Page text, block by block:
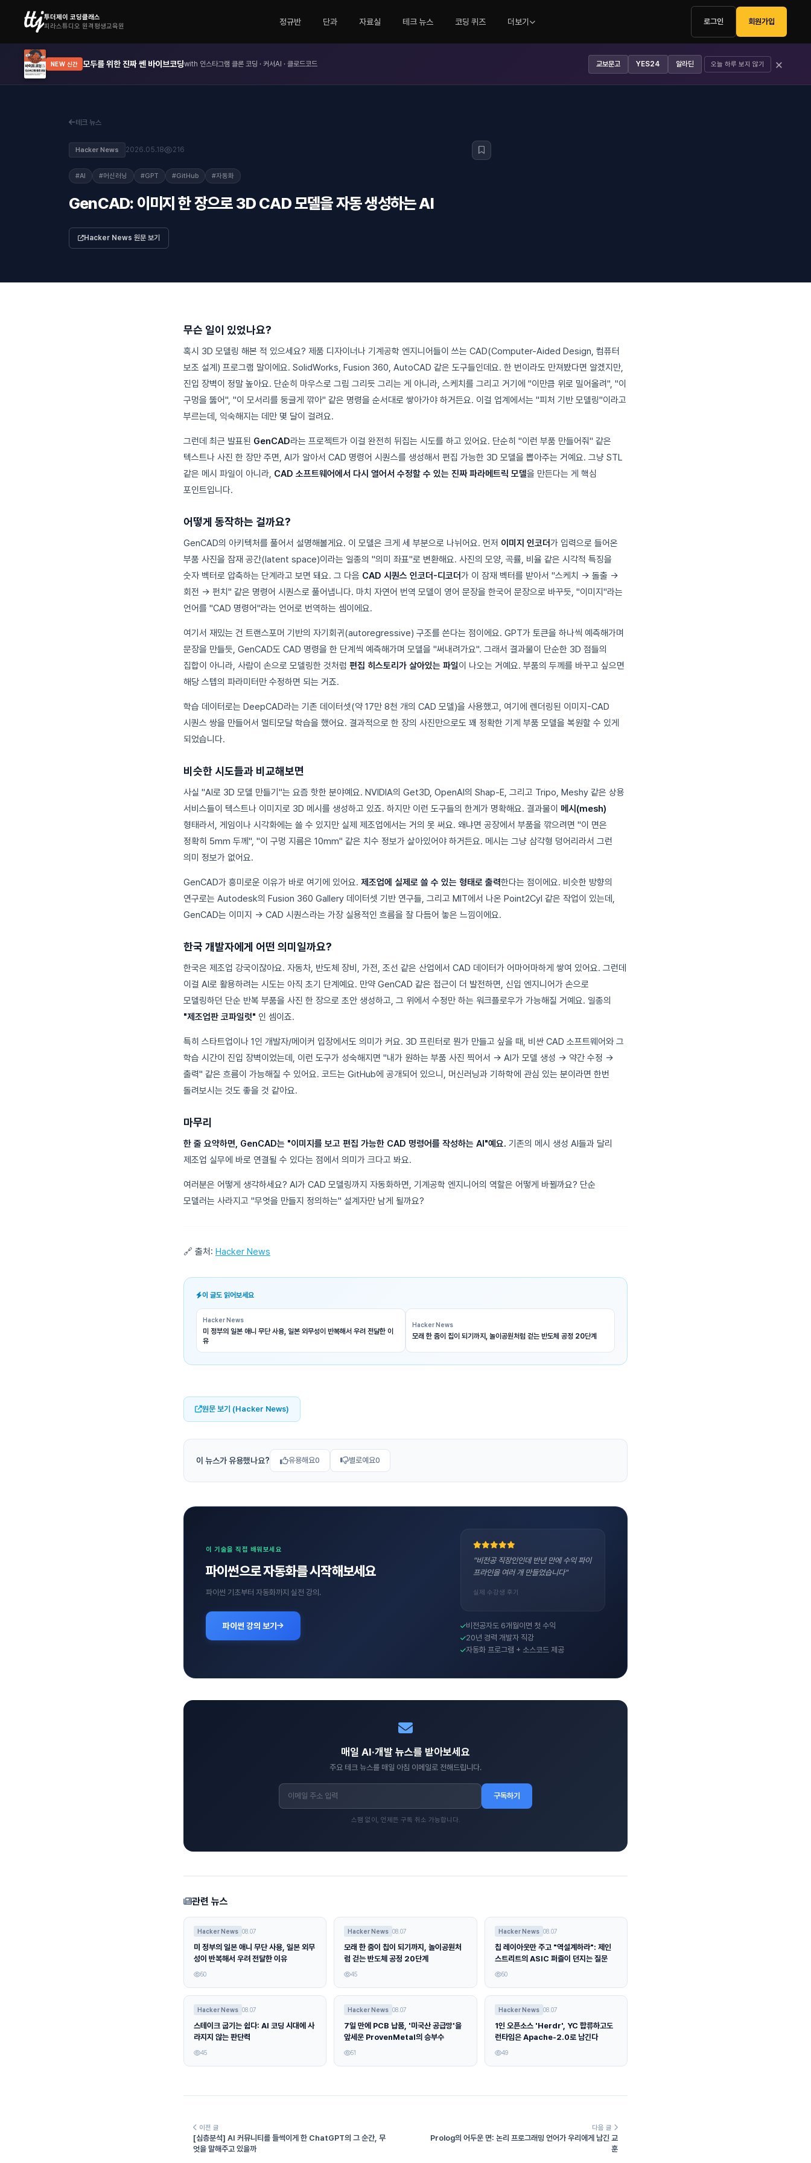
투더제이 코딩클래스
피라스튜디오 원격평생교육원
정규반 단과 자료실 테크 뉴스 코딩 퀴즈 더보기 로그인 회원가입
NEW 신간 모두를 위한 진짜 쎈 바이브코딩with 인스타그램 클론 코딩 · 커서AI · 클로드코드 교보문고 YES24 알라딘 오늘 하루 보지 않기 ×
테크 뉴스
Hacker News 2026.05.18 216
#AI #머신러닝 #GPT #GitHub #자동화
GenCAD: 이미지 한 장으로 3D CAD 모델을 자동 생성하는 AI
Hacker News 원문 보기
무슨 일이 있었나요?
혹시 3D 모델링 해본 적 있으세요? 제품 디자이너나 기계공학 엔지니어들이 쓰는 CAD(Computer-Aided Design, 컴퓨터
보조 설계) 프로그램 말이에요. SolidWorks, Fusion 360, AutoCAD 같은 도구들인데요. 한 번이라도 만져봤다면 알겠지만,
진입 장벽이 정말 높아요. 단순히 마우스로 그림 그리듯 그리는 게 아니라, 스케치를 그리고 거기에 "이만큼 위로 밀어올려", "이
구멍을 뚫어", "이 모서리를 둥글게 깎아" 같은 명령을 순서대로 쌓아가야 하거든요. 이걸 업계에서는 "피처 기반 모델링"이라고
부르는데, 익숙해지는 데만 몇 달이 걸려요.
그런데 최근 발표된 GenCAD라는 프로젝트가 이걸 완전히 뒤집는 시도를 하고 있어요. 단순히 "이런 부품 만들어줘" 같은
텍스트나 사진 한 장만 주면, AI가 알아서 CAD 명령어 시퀀스를 생성해서 편집 가능한 3D 모델을 뽑아주는 거예요. 그냥 STL
같은 메시 파일이 아니라, CAD 소프트웨어에서 다시 열어서 수정할 수 있는 진짜 파라메트릭 모델을 만든다는 게 핵심
포인트입니다.
어떻게 동작하는 걸까요?
GenCAD의 아키텍처를 풀어서 설명해볼게요. 이 모델은 크게 세 부분으로 나뉘어요. 먼저 이미지 인코더가 입력으로 들어온
부품 사진을 잠재 공간(latent space)이라는 일종의 "의미 좌표"로 변환해요. 사진의 모양, 곡률, 비율 같은 시각적 특징을
숫자 벡터로 압축하는 단계라고 보면 돼요. 그 다음 CAD 시퀀스 인코더-디코더가 이 잠재 벡터를 받아서 "스케치 → 돌출 →
회전 → 펀치" 같은 명령어 시퀀스로 풀어냅니다. 마치 자연어 번역 모델이 영어 문장을 한국어 문장으로 바꾸듯, "이미지"라는
언어를 "CAD 명령어"라는 언어로 번역하는 셈이에요.
여기서 재밌는 건 트랜스포머 기반의 자기회귀(autoregressive) 구조를 쓴다는 점이에요. GPT가 토큰을 하나씩 예측해가며
문장을 만들듯, GenCAD도 CAD 명령을 한 단계씩 예측해가며 모델을 "써내려가요". 그래서 결과물이 단순한 3D 점들의
집합이 아니라, 사람이 손으로 모델링한 것처럼 편집 히스토리가 살아있는 파일이 나오는 거예요. 부품의 두께를 바꾸고 싶으면
해당 스텝의 파라미터만 수정하면 되는 거죠.
학습 데이터로는 DeepCAD라는 기존 데이터셋(약 17만 8천 개의 CAD 모델)을 사용했고, 여기에 렌더링된 이미지-CAD
시퀀스 쌍을 만들어서 멀티모달 학습을 했어요. 결과적으로 한 장의 사진만으로도 꽤 정확한 기계 부품 모델을 복원할 수 있게
되었습니다.
비슷한 시도들과 비교해보면
사실 "AI로 3D 모델 만들기"는 요즘 핫한 분야예요. NVIDIA의 Get3D, OpenAI의 Shap-E, 그리고 Tripo, Meshy 같은 상용
서비스들이 텍스트나 이미지로 3D 메시를 생성하고 있죠. 하지만 이런 도구들의 한계가 명확해요. 결과물이 메시(mesh)
형태라서, 게임이나 시각화에는 쓸 수 있지만 실제 제조업에서는 거의 못 써요. 왜냐면 공장에서 부품을 깎으려면 "이 면은
정확히 5mm 두께", "이 구멍 지름은 10mm" 같은 치수 정보가 살아있어야 하거든요. 메시는 그냥 삼각형 덩어리라서 그런
의미 정보가 없어요.
GenCAD가 흥미로운 이유가 바로 여기에 있어요. 제조업에 실제로 쓸 수 있는 형태로 출력한다는 점이에요. 비슷한 방향의
연구로는 Autodesk의 Fusion 360 Gallery 데이터셋 기반 연구들, 그리고 MIT에서 나온 Point2Cyl 같은 작업이 있는데,
GenCAD는 이미지 → CAD 시퀀스라는 가장 실용적인 흐름을 잘 다듬어 놓은 느낌이에요.
한국 개발자에게 어떤 의미일까요?
한국은 제조업 강국이잖아요. 자동차, 반도체 장비, 가전, 조선 같은 산업에서 CAD 데이터가 어마어마하게 쌓여 있어요. 그런데
이걸 AI로 활용하려는 시도는 아직 초기 단계예요. 만약 GenCAD 같은 접근이 더 발전하면, 신입 엔지니어가 손으로
모델링하던 단순 반복 부품을 사진 한 장으로 초안 생성하고, 그 위에서 수정만 하는 워크플로우가 가능해질 거예요. 일종의
"제조업판 코파일럿" 인 셈이죠.
특히 스타트업이나 1인 개발자/메이커 입장에서도 의미가 커요. 3D 프린터로 뭔가 만들고 싶을 때, 비싼 CAD 소프트웨어와 그
학습 시간이 진입 장벽이었는데, 이런 도구가 성숙해지면 "내가 원하는 부품 사진 찍어서 → AI가 모델 생성 → 약간 수정 →
출력" 같은 흐름이 가능해질 수 있어요. 코드는 GitHub에 공개되어 있으니, 머신러닝과 기하학에 관심 있는 분이라면 한번
돌려보시는 것도 좋을 것 같아요.
마무리
한 줄 요약하면, GenCAD는 "이미지를 보고 편집 가능한 CAD 명령어를 작성하는 AI"예요. 기존의 메시 생성 AI들과 달리
제조업 실무에 바로 연결될 수 있다는 점에서 의미가 크다고 봐요.
여러분은 어떻게 생각하세요? AI가 CAD 모델링까지 자동화하면, 기계공학 엔지니어의 역할은 어떻게 바뀔까요? 단순
모델러는 사라지고 "무엇을 만들지 정의하는" 설계자만 남게 될까요?
🔗 출처: Hacker News
이 글도 읽어보세요
Hacker News
미 정부의 일본 애니 무단 사용, 일본 외무성이 반복해서 우려 전달한 이
유
Hacker News
모래 한 줌이 칩이 되기까지, 놀이공원처럼 걷는 반도체 공정 20단계
원문 보기 (Hacker News)
이 뉴스가 유용했나요? 유용해요0 별로예요0
이 기술을 직접 배워보세요
파이썬으로 자동화를 시작해보세요
파이썬 기초부터 자동화까지 실전 강의.
파이썬 강의 보기
"비전공 직장인인데 반년 만에 수익 파이
프라인을 여러 개 만들었습니다"
실제 수강생 후기
비전공자도 6개월이면 첫 수익
20년 경력 개발자 직강
자동화 프로그램 + 소스코드 제공
매일 AI·개발 뉴스를 받아보세요
주요 테크 뉴스를 매일 아침 이메일로 전해드립니다.
구독하기
스팸 없이, 언제든 구독 취소 가능합니다.
관련 뉴스
Hacker News 08.07
미 정부의 일본 애니 무단 사용, 일본 외무
성이 반복해서 우려 전달한 이유
50
Hacker News 08.07
모래 한 줌이 칩이 되기까지, 놀이공원처
럼 걷는 반도체 공정 20단계
45
Hacker News 08.07
칩 레이아웃만 주고 "역설계하라": 제인
스트리트의 ASIC 퍼즐이 던지는 질문
50
Hacker News 08.07
스테이크 굽기는 쉽다: AI 코딩 시대에 사
라지지 않는 판단력
45
Hacker News 08.07
7일 만에 PCB 납품, '미국산 공급망'을
앞세운 ProvenMetal의 승부수
51
Hacker News 08.07
1인 오픈소스 'Herdr', YC 합류하고도
런타임은 Apache-2.0로 남긴다
49
이전 글
[심층분석] AI 커뮤니티를 들썩이게 한 ChatGPT의 그 순간, 무
엇을 말해주고 있을까
다음 글
Prolog의 어두운 면: 논리 프로그래밍 언어가 우리에게 남긴 교
훈